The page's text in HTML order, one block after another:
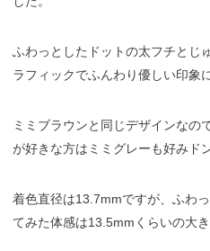
ふわっとしたドットの太フチとじ
ラフィックでふんわり優しい印
ミミブラウンと同じデザインなの
が好きな方はミミグレーも好みド
着色直径は13.7mmですが、ふわ
てみた体感は13.5mmくらいの大き